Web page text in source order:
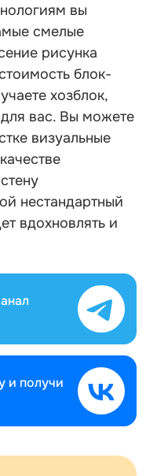
вы
смелые
рисунка
блок-
хозблок,
вас. Вы можете
визуальные
нестандартный
вдохновлять и
и получи